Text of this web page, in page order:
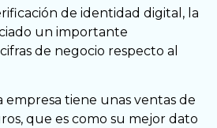
de identidad digital, la
un importante
de negocio respecto al
empresa tiene unas ventas de
que es como su mejor dato